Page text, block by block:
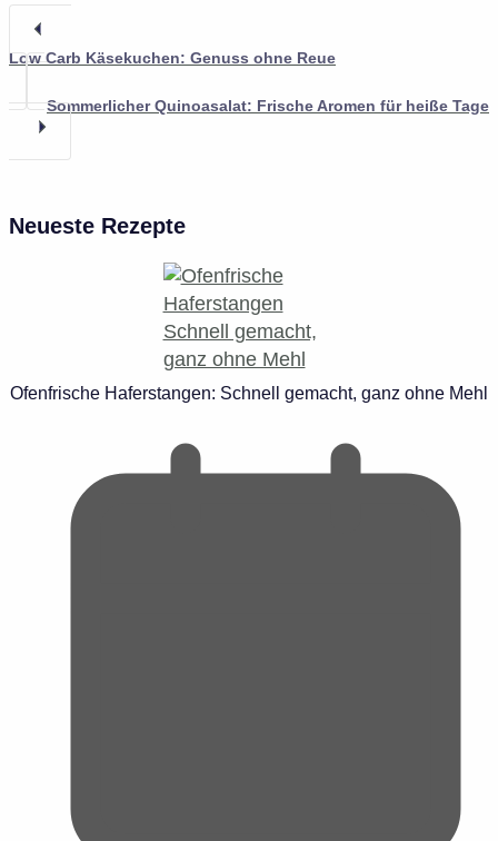
Low Carb Käsekuchen: Genuss ohne Reue
Sommerlicher Quinoasalat: Frische Aromen für heiße Tage
Neueste Rezepte
Ofenfrische Haferstangen: Schnell gemacht, ganz ohne Mehl